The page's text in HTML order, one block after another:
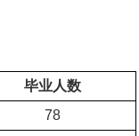
毕业人数
78